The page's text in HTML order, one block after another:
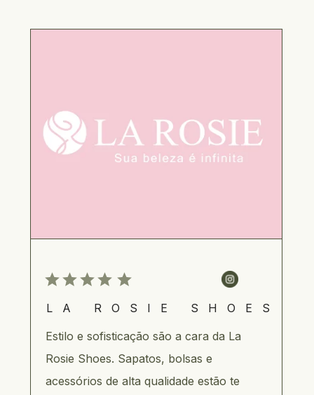
LA ROSIE SHOES
Estilo e sofisticação são a cara da La
Rosie Shoes. Sapatos, bolsas e
acessórios de alta qualidade estão te